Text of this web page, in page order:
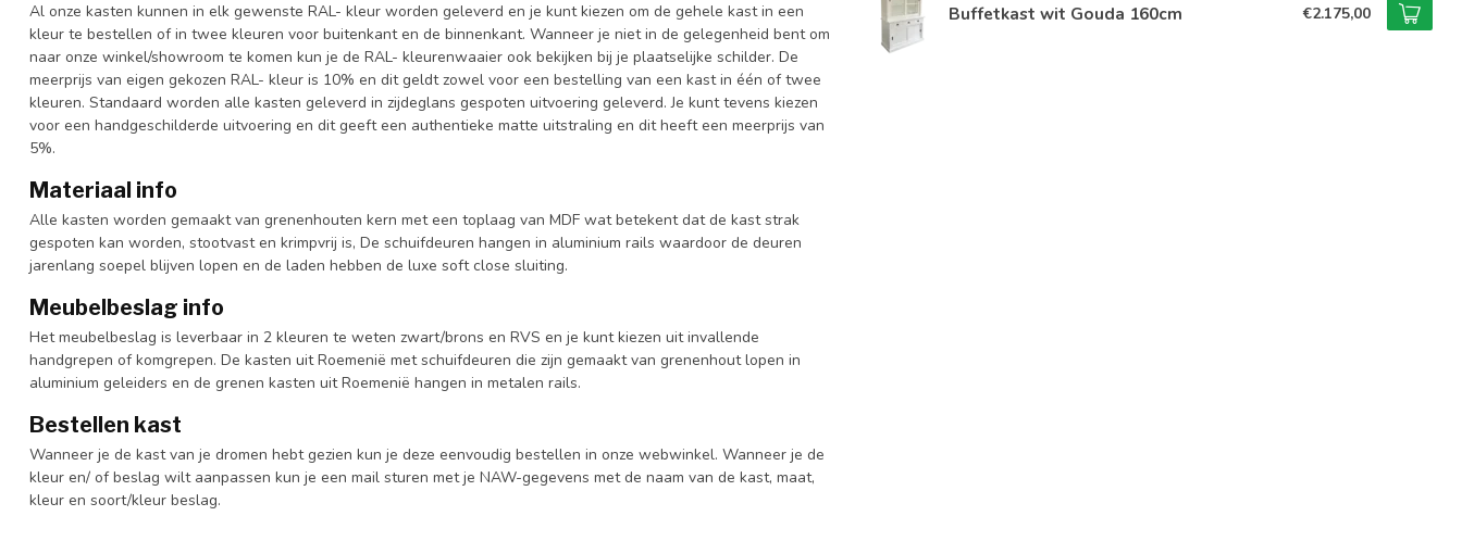
Al onze kasten kunnen in elk gewenste RAL- kleur worden geleverd en je kunt kiezen om de gehele kast in een
kleur te bestellen of in twee kleuren voor buitenkant en de binnenkant. Wanneer je niet in de gelegenheid bent om
naar onze winkel/showroom te komen kun je de RAL- kleurenwaaier ook bekijken bij je plaatselijke schilder. De
meerprijs van eigen gekozen RAL- kleur is 10% en dit geldt zowel voor een bestelling van een kast in één of twee
kleuren. Standaard worden alle kasten geleverd in zijdeglans gespoten uitvoering geleverd. Je kunt tevens kiezen
voor een handgeschilderde uitvoering en dit geeft een authentieke matte uitstraling en dit heeft een meerprijs van
5%.
Materiaal info
Alle kasten worden gemaakt van grenenhouten kern met een toplaag van MDF wat betekent dat de kast strak
gespoten kan worden, stootvast en krimpvrij is, De schuifdeuren hangen in aluminium rails waardoor de deuren
jarenlang soepel blijven lopen en de laden hebben de luxe soft close sluiting.
Meubelbeslag info
Het meubelbeslag is leverbaar in 2 kleuren te weten zwart/brons en RVS en je kunt kiezen uit invallende
handgrepen of komgrepen. De kasten uit Roemenië met schuifdeuren die zijn gemaakt van grenenhout lopen in
aluminium geleiders en de grenen kasten uit Roemenië hangen in metalen rails.
Bestellen kast
Wanneer je de kast van je dromen hebt gezien kun je deze eenvoudig bestellen in onze webwinkel. Wanneer je de
kleur en/ of beslag wilt aanpassen kun je een mail sturen met je NAW-gegevens met de naam van de kast, maat,
kleur en soort/kleur beslag.
Buffetkast wit Gouda 160cm €2.175,00